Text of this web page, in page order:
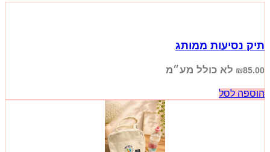
תיק נסיעות ממותג
₪85.00 לא כולל מע״מ
הוספה לסל